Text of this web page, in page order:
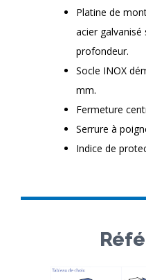
Platine de
acier galvanisé
profondeur.
Socle INOX
mm.
Fermeture
Serrure à
Indice de